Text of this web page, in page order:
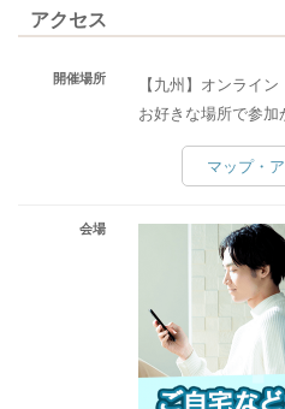
アクセス
開催場所
【九州】オンライン
お好きな場所で参加
マップ・
会場